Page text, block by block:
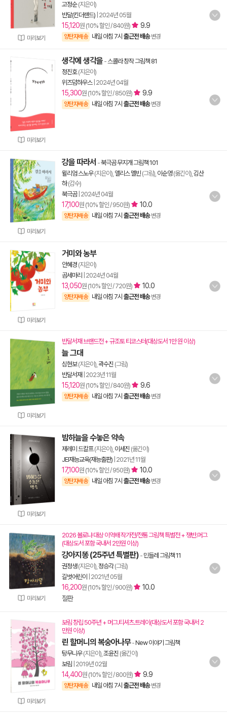
미리보기
고정순(지은이)
반달(킨더랜드) 2024년 05월
15,120원 (10% 할인 / 840원) 9.9
양탄자배송 내일 아침 7시 출근전 배송 변경
미리보기
생각에 생각을 -스콜라 창작 그림책 81
정진호(지은이)
위즈덤하우스| 2024년 04월
15,300원 (10% 할인 / 850원) 9.9
양탄자배송 내일 아침 7시 출근전 배송 변경
미리보기
강을 따라서 -북극곰 무지개 그림책 101
윌리엄 스노우(지은이), 앨리스 멜빈 (그림), 이순영(옮긴이), 김산
하(감수)
북극곰| 2024년 04월
17,100원 (10% 할인 / 950원) 10.0
양탄자배송 내일 아침 7시 출근전 배송 변경
미리보기
거미와 농부
안혜경 (지은이)
곰세마리
2024년 04월
13,050원 (10% 할인 / 720원) 10.0
양탄자배송 내일 아침 7시 출근전 배송 변경
미리보기
반달서재 브랜드전 + 규조토 티코스터(대상도서 1만 원 이상)
늘 그대
심현보(지은이), 곽수진 (그림)
반달서재 2023년 11월
15,120원 (10% 할인 / 840원) 9.6
양탄자배송 내일 아침 7시 출근전 배송 변경
미리보기
밤하늘을 수놓은 약속
제레미 드칼프(지은이), 이세진 (옮긴이)
JEI재능교육(재능출판) 2021년 11월
17,100원 (10% 할인 / 950원) 10.0
양탄자배송 내일 아침 7시 출근전 배송 변경
미리보기
2026 볼로냐 대상 이억배 작가전/전통 그림책 특별전 + 쟁반.머그
(대상도서 포함 국내서 2만원 이상)
강아지똥 (25주년 특별판) - 민들레 그림책 11
권정생(지은이), 정승각(그림)
길벗어린이
2021년 05월
16,200원 (10% 할인 / 900원)
10.0
절판
미리보기
보림 창립 50주년 + 머그.티셔츠.트레이(대상도서 포함 국내서 2
만원 이상)
린 할머니의 복숭아나무-New 이야기 그림책
탕무니우(지은이), 조윤진 (옮긴이)
보림 2019년 02월
14,400원 (10% 할인 / 800원) 9.9
양탄자배송 내일 아침 7시 출근전 배송 변경